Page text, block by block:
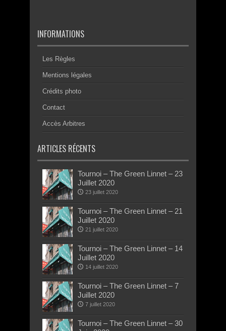
INFORMATIONS
Les Règles
Mentions légales
Crédits photo
Contact
Accès Arbitres
ARTICLES RÉCENTS
Tournoi – The Green Linnet – 23
Juillet 2020
23 juillet 2020
Tournoi – The Green Linnet – 21
Juillet 2020
21 juillet 2020
Tournoi – The Green Linnet – 14
Juillet 2020
14 juillet 2020
Tournoi – The Green Linnet – 7
Juillet 2020
7 juillet 2020
Tournoi – The Green Linnet – 30